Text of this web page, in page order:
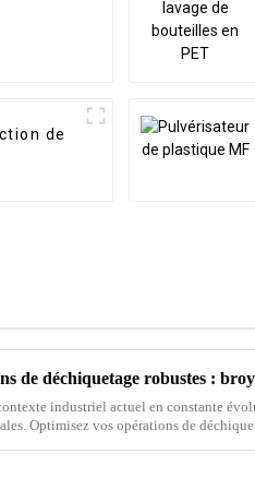
de
de déchiquetage robustes :
industriel actuel en constante
Optimisez vos opérations de